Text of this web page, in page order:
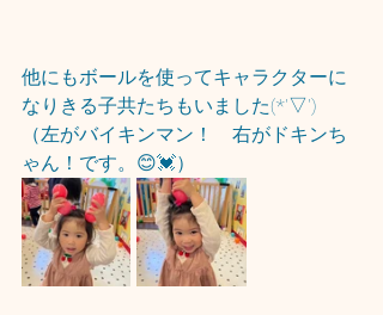
他にもボールを使ってキャラクターに
なりきる子共たちもいました(*'▽')
（左がバイキンマン！　右がドキンち
ゃん！です。😊💓）